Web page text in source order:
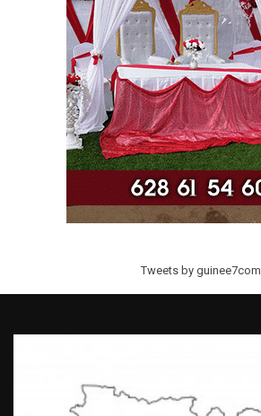
Tweets by guinee7com